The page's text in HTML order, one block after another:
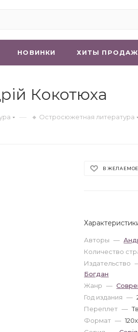
НОВИНКИ ХИТЫ ПРОДАЖ
Кокотюха
— 🔸 Остросюжетная литература
В ЖЕЛАЕМОЕ
Авторы —
Количество
Издательство
Богдан
Жанр —
Год издания —
Переплет —
Формат —